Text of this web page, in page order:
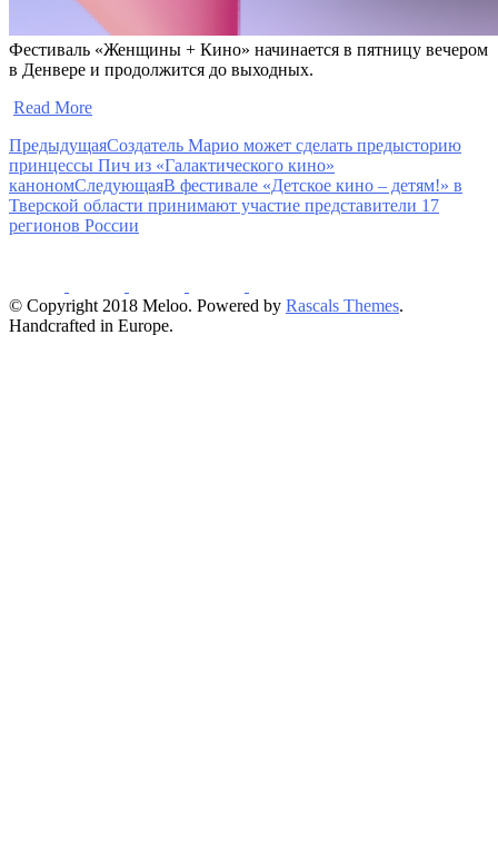
Фестиваль «Женщины + Кино» начинается в пятницу вечером
в Денвере и продолжится до выходных.
Read More
ПредыдущаяСоздатель Марио может сделать предысторию
принцессы Пич из «Галактического кино»
канономСледующаяВ фестивале «Детское кино – детям!» в
Тверской области принимают участие представители 17
регионов России
© Copyright 2018 Meloo. Powered by Rascals Themes.
Handcrafted in Europe.